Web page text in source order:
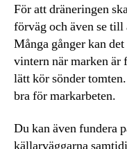
För att dräneringen
förväg och även se
Många gånger kan
vintern när marken är
lätt kör sönder
bra för markarbeten.
Du kan även fundera